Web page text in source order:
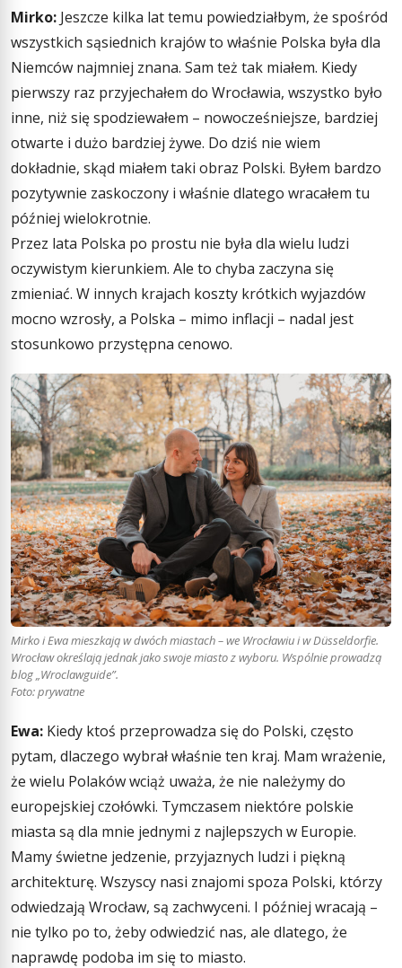
Mirko: Jeszcze kilka lat temu powiedziałbym, że spośród
wszystkich sąsiednich krajów to właśnie Polska była dla
Niemców najmniej znana. Sam też tak miałem. Kiedy
pierwszy raz przyjechałem do Wrocławia, wszystko było
inne, niż się spodziewałem – nowocześniejsze, bardziej
otwarte i dużo bardziej żywe. Do dziś nie wiem
dokładnie, skąd miałem taki obraz Polski. Byłem bardzo
pozytywnie zaskoczony i właśnie dlatego wracałem tu
później wielokrotnie.
Przez lata Polska po prostu nie była dla wielu ludzi
oczywistym kierunkiem. Ale to chyba zaczyna się
zmieniać. W innych krajach koszty krótkich wyjazdów
mocno wzrosły, a Polska – mimo inflacji – nadal jest
stosunkowo przystępna cenowo.
Mirko i Ewa mieszkają w dwóch miastach – we Wrocławiu i w Düsseldorfie.
Wrocław określają jednak jako swoje miasto z wyboru. Wspólnie prowadzą
blog „Wroclawguide”.
Foto: prywatne
Ewa: Kiedy ktoś przeprowadza się do Polski, często
pytam, dlaczego wybrał właśnie ten kraj. Mam wrażenie,
że wielu Polaków wciąż uważa, że nie należymy do
europejskiej czołówki. Tymczasem niektóre polskie
miasta są dla mnie jednymi z najlepszych w Europie.
Mamy świetne jedzenie, przyjaznych ludzi i piękną
architekturę. Wszyscy nasi znajomi spoza Polski, którzy
odwiedzają Wrocław, są zachwyceni. I później wracają –
nie tylko po to, żeby odwiedzić nas, ale dlatego, że
naprawdę podoba im się to miasto.